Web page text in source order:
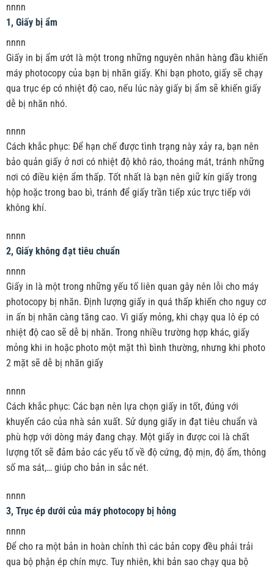
nnnn
1, Giấy bị ẩm
nnnn
Giấy in bị ẩm ướt là một trong những nguyên nhân hàng đầu khiến
máy photocopy của bạn bị nhăn giấy. Khi bạn photo, giấy sẽ chạy
qua trục ép có nhiệt độ cao, nếu lúc này giấy bị ẩm sẽ khiến giấy
dễ bị nhăn nhó.
nnnn
Cách khắc phục: Để hạn chế được tình trạng này xảy ra, bạn nên
bảo quản giấy ở nơi có nhiệt độ khô ráo, thoáng mát, tránh những
nơi có điều kiện ẩm thấp. Tốt nhất là bạn nên giữ kín giấy trong
hộp hoặc trong bao bì, tránh để giấy trần tiếp xúc trực tiếp với
không khí.
nnnn
2, Giấy không đạt tiêu chuẩn
nnnn
Giấy in là một trong những yếu tố liên quan gây nên lỗi cho máy
photocopy bị nhăn. Định lượng giấy in quá thấp khiến cho nguy cơ
in ấn bị nhăn càng tăng cao. Vì giấy mỏng, khi chạy qua lô ép có
nhiệt độ cao sẽ dễ bị nhăn. Trong nhiều trường hợp khác, giấy
mỏng khi in hoặc photo một mặt thì bình thường, nhưng khi photo
2 mặt sẽ dễ bị nhăn giấy
nnnn
Cách khắc phục: Các bạn nên lựa chọn giấy in tốt, đúng với
khuyến cáo của nhà sản xuất. Sử dụng giấy in đạt tiêu chuẩn và
phù hợp với dòng máy đang chạy. Một giấy in được coi là chất
lượng tốt sẽ đảm bảo các yếu tố về độ cứng, độ mịn, độ ẩm, thông
số ma sát,… giúp cho bản in sắc nét.
nnnn
3, Trục ép dưới của máy photocopy bị hỏng
nnnn
Để cho ra một bản in hoàn chỉnh thì các bản copy đều phải trải
qua bộ phận ép chín mực. Tuy nhiên, khi bản sao chạy qua bộ